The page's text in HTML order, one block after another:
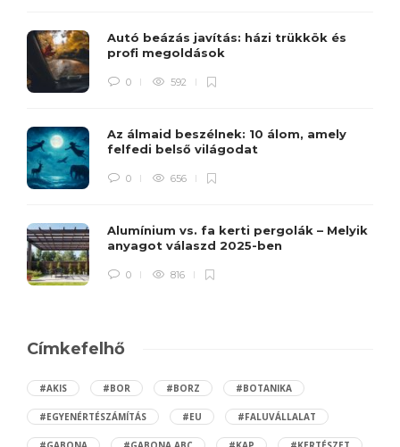
Autó beázás javítás: házi trükkök és
profi megoldások
0 592
Az álmaid beszélnek: 10 álom, amely
felfedi belső világodat
0 656
Alumínium vs. fa kerti pergolák – Melyik
anyagot válaszd 2025-ben
0 816
Címkefelhő
#AKIS #BOR #BORZ #BOTANIKA
#EGYENÉRTÉSZÁMÍTÁS #EU #FALUVÁLLALAT